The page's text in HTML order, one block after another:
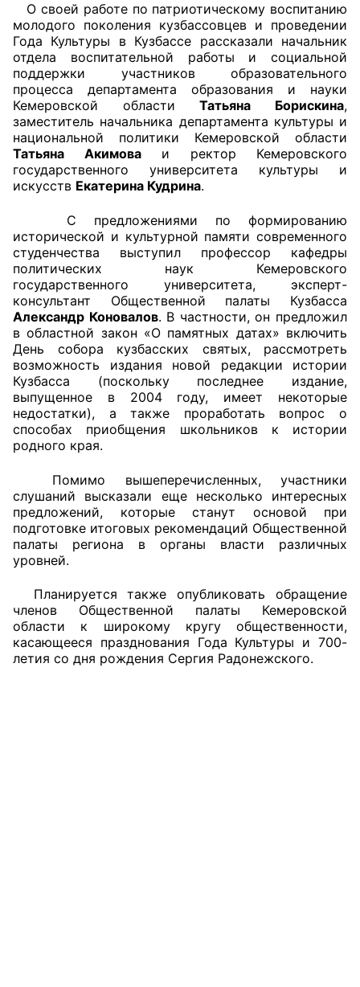
Порядок работы ЦОН
Аппарат ОП КО
УСТАВ ГКУ “АППАРАТ ОП КО”
Доходы руководителя за 2024 г.
О своей работе по патриотическому воспитанию
молодого поколения кузбассовцев и проведении
Года Культуры в Кузбассе рассказали начальник
отдела воспитательной работы и социальной
поддержки участников образовательного
процесса департамента образования и науки
Кемеровской областиТатьяна Борискина,
заместитель начальника департамента культуры и
национальной политики Кемеровской области
Татьяна Акимоваи ректор Кемеровского
государственного университета культуры и
искусств Екатерина Кудрина.
С предложениями по формированию
исторической и культурной памяти современного
студенчества выступил профессор кафедры
политических наук Кемеровского
государственного университета, эксперт-
консультант Общественной палаты Кузбасса
Александр Коновалов. В частности, он предложил
в областной закон «О памятных датах» включить
День собора кузбасских святых, рассмотреть
возможность издания новой редакции истории
Кузбасса (поскольку последнее издание,
выпущенное в 2004 году, имеет некоторые
недостатки), а также проработать вопрос о
способах приобщения школьников к истории
родного края.
Помимо вышеперечисленных, участники
слушаний высказали еще несколько интересных
предложений, которые станут основой при
подготовке итоговых рекомендаций Общественной
палаты региона в органы власти различных
уровней.
Планируется также опубликовать обращение
членов Общественной палаты Кемеровской
области к широкому кругу общественности,
касающееся празднования Года Культуры и 700-
летия со дня рождения Сергия Радонежского.